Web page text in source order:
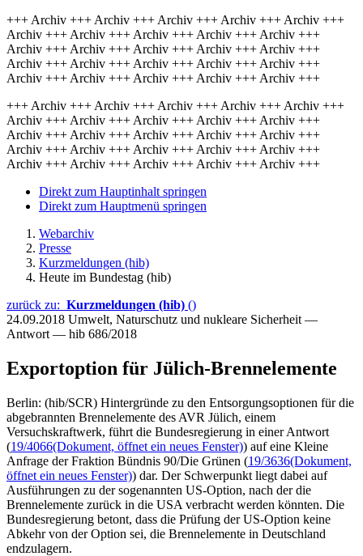
+++ Archiv +++ Archiv +++ Archiv +++ Archiv +++ Archiv +++
Archiv +++ Archiv +++ Archiv +++ Archiv +++ Archiv +++
Archiv +++ Archiv +++ Archiv +++ Archiv +++ Archiv +++
Archiv +++ Archiv +++ Archiv +++ Archiv +++ Archiv +++
Archiv +++ Archiv +++ Archiv +++ Archiv +++ Archiv +++
+++ Archiv +++ Archiv +++ Archiv +++ Archiv +++ Archiv +++
Archiv +++ Archiv +++ Archiv +++ Archiv +++ Archiv +++
Archiv +++ Archiv +++ Archiv +++ Archiv +++ Archiv +++
Archiv +++ Archiv +++ Archiv +++ Archiv +++ Archiv +++
Archiv +++ Archiv +++ Archiv +++ Archiv +++ Archiv +++
Direkt zum Hauptinhalt springen
Direkt zum Hauptmenü springen
Webarchiv
Presse
Kurzmeldungen (hib)
Heute im Bundestag (hib)
zurück zu: Kurzmeldungen (hib) ()
24.09.2018 Umwelt, Naturschutz und nukleare Sicherheit —
Antwort — hib 686/2018
Exportoption für Jülich-Brennelemente
Berlin: (hib/SCR) Hintergründe zu den Entsorgungsoptionen für die
abgebrannten Brennelemente des AVR Jülich, einem
Versuchskraftwerk, führt die Bundesregierung in einer Antwort
(19/4066(Dokument, öffnet ein neues Fenster)) auf eine Kleine
Anfrage der Fraktion Bündnis 90/Die Grünen (19/3636(Dokument,
öffnet ein neues Fenster)) dar. Der Schwerpunkt liegt dabei auf
Ausführungen zu der sogenannten US-Option, nach der die
Brennelemente zurück in die USA verbracht werden könnten. Die
Bundesregierung betont, dass die Prüfung der US-Option keine
Abkehr von der Option sei, die Brennelemente in Deutschland
endzulagern.